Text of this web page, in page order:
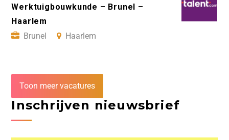
Werktuigbouwkunde – Brunel –
Haarlem
Brunel
Haarlem
Toon meer vacatures
Inschrijven nieuwsbrief